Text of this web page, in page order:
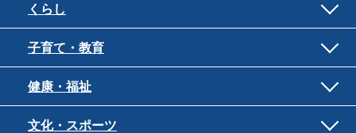
くらし
子育て・教育
健康・福祉
文化・スポーツ